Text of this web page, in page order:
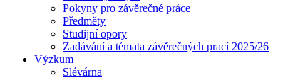
Pokyny pro závěrečné práce
Předměty
Studijní opory
Zadávání a témata závěrečných prací 2025/26
Výzkum
Slévárna